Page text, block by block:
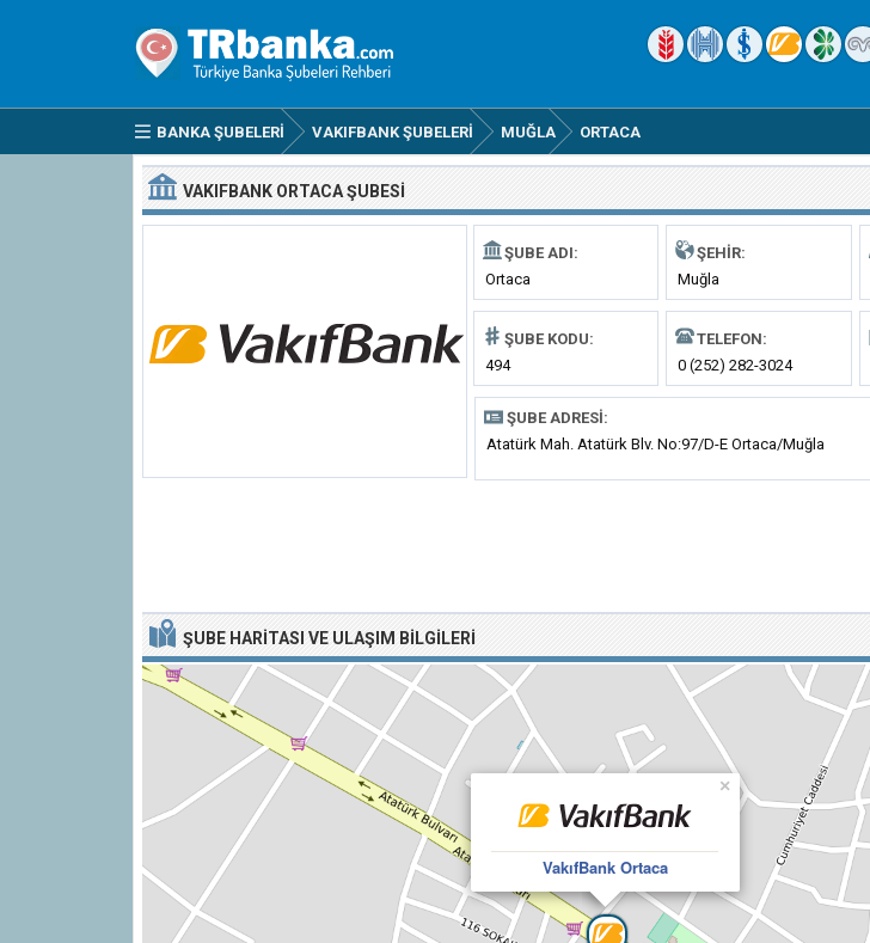
BANKA ŞUBELERI VAKIFBANK ŞUBELERI MUĞLA ORTACA
VAKIFBANK ORTACA ŞUBESI
ŞUBE ADI:
Ortaca
ŞEHIR:
Muğla
ŞUBE KODU:
494
TELEFON:
0 (252) 282-3024
ŞUBE ADRESI:
Atatürk Mah. Atatürk Blv. No:97/D-E Ortaca/Muğla
ŞUBE HARITASI VE ULAŞIM BILGILERI
VakıfBank Ortaca
×